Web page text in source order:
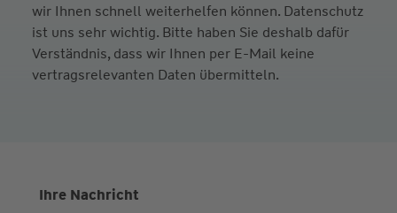
wir Ihnen schnell weiterhelfen können. Datenschutz
ist uns sehr wichtig. Bitte haben Sie deshalb dafür
Verständnis, dass wir Ihnen per E-Mail keine
vertragsrelevanten Daten übermitteln.
Ihre Nachricht